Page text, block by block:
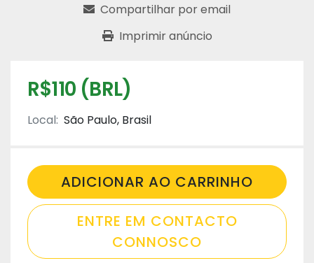
Compartilhar por email
Imprimir anúncio
R$110 (BRL)
Local: São Paulo, Brasil
ADICIONAR AO CARRINHO
ENTRE EM CONTACTO
CONNOSCO